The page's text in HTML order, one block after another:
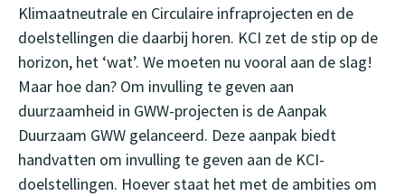
Klimaatneutrale en Circulaire infraprojecten en de
doelstellingen die daarbij horen. KCI zet de stip op de
horizon, het ‘wat’. We moeten nu vooral aan de slag!
Maar hoe dan? Om invulling te geven aan
duurzaamheid in GWW-projecten is de Aanpak
Duurzaam GWW gelanceerd. Deze aanpak biedt
handvatten om invulling te geven aan de KCI-
doelstellingen. Hoever staat het met de ambities om